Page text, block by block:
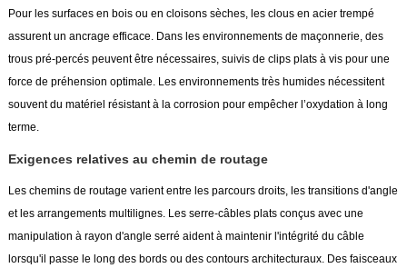
Pour les surfaces en bois ou en cloisons sèches, les clous en acier trempé
assurent un ancrage efficace. Dans les environnements de maçonnerie, des
trous pré-percés peuvent être nécessaires, suivis de clips plats à vis pour une
force de préhension optimale. Les environnements très humides nécessitent
souvent du matériel résistant à la corrosion pour empêcher l’oxydation à long
terme.
Exigences relatives au chemin de routage
Les chemins de routage varient entre les parcours droits, les transitions d'angle
et les arrangements multilignes. Les serre-câbles plats conçus avec une
manipulation à rayon d'angle serré aident à maintenir l'intégrité du câble
lorsqu'il passe le long des bords ou des contours architecturaux. Des faisceaux